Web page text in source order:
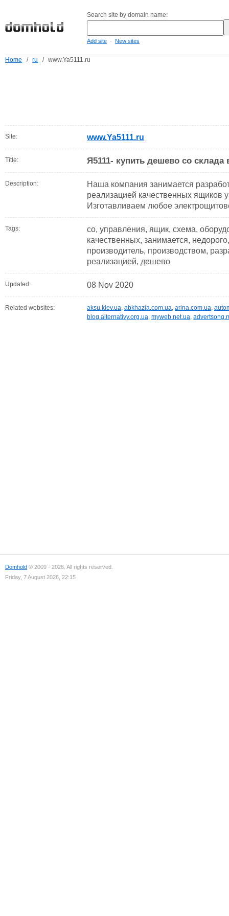
Search site by domain name:
Add site - New sites
Home / ru / www.Ya5111.ru
Site: www.Ya5111.ru
Title: Я5111- купить дешево со
Description:
Наша компания занимается
реализацией качественных ящиков
Изготавливаем любое
Tags:
со, управления, ящик, схема,
качественных, занимается,
производитель, производством,
реализацией, дешево
Updated: 08 Nov 2020
Related websites: aksu.kiev.ua, abkhazia.com.ua, arina.com.ua,
blog.alternativy.org.ua, myweb.net.ua,
Domhold © 2009 - 2026. All rights reserved.
Friday, 7 August 2026, 22:15